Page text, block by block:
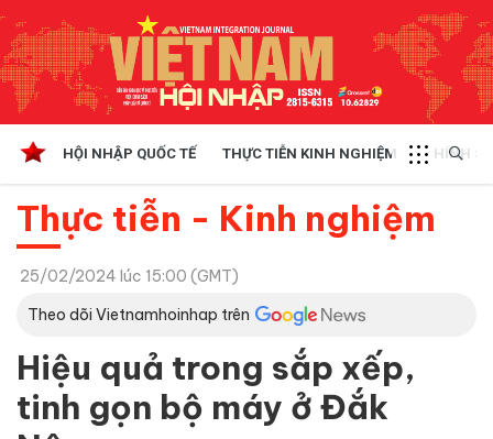
HỘI NHẬP QUỐC TẾ THỰC TIỄN KINH NGHIỆM CHÍNH
Thực tiễn - Kinh nghiệm
25/02/2024 lúc 15:00 (GMT)
Theo dõi Vietnamhoinhap trên
Hiệu quả trong sắp xếp,
tinh gọn bộ máy ở Đắk